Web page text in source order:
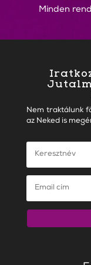
Minden
Nem traktálunk
az Neked is